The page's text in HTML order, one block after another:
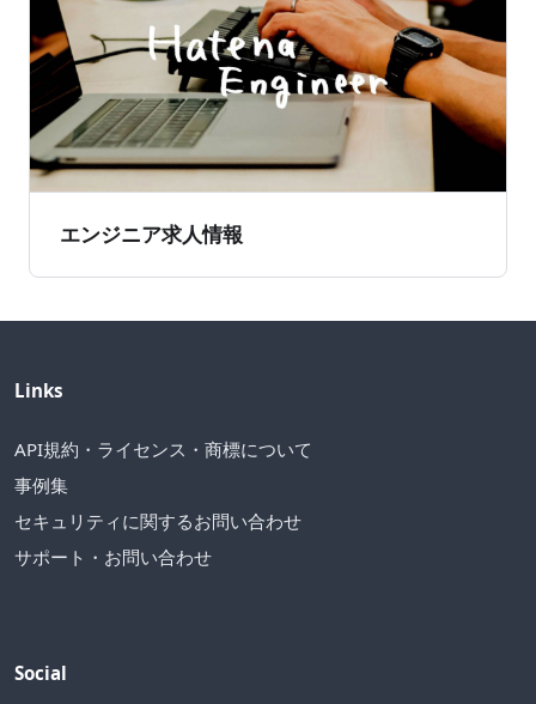
エンジニア求人情報
Links
API規約・ライセンス・商標について
事例集
セキュリティに関するお問い合わせ
サポート・お問い合わせ
Social